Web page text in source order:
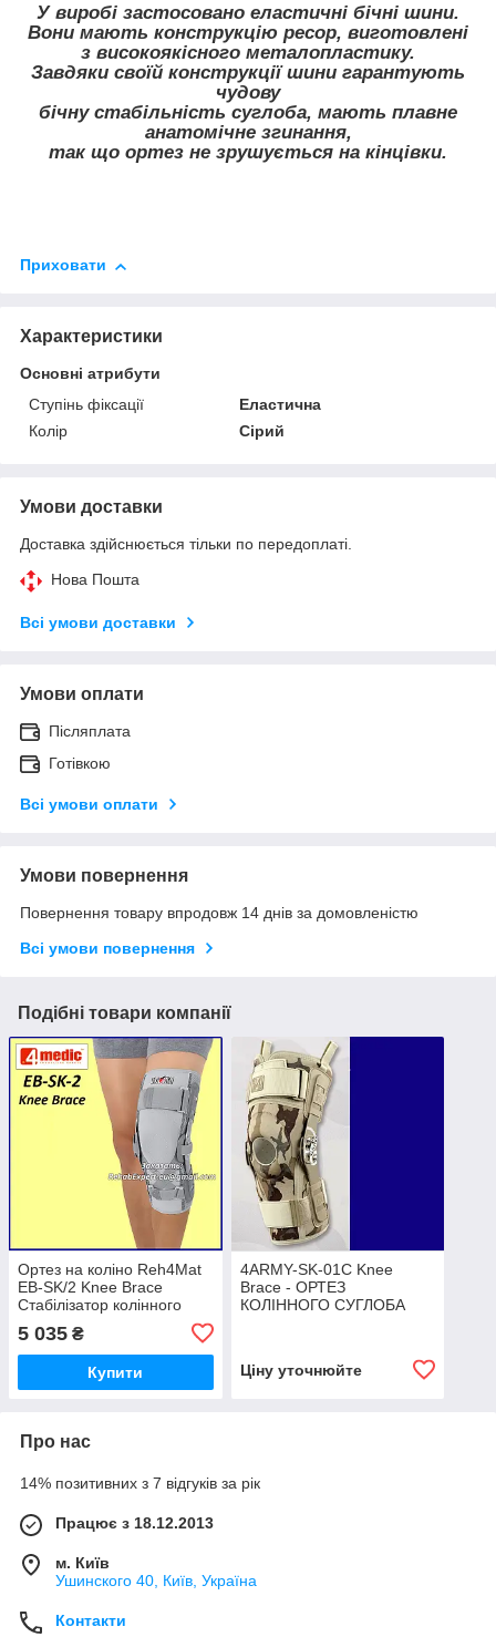
У виробі застосовано еластичні бічні шини.
Вони мають конструкцію ресор, виготовлені
з високоякісного металопластику.
Завдяки своїй конструкції шини гарантують
чудову
бічну стабільність суглоба, мають плавне
анатомічне згинання,
так що ортез не зрушується на кінцівки.
Приховати
Характеристики
Основні атрибути
Ступінь фіксації
Еластична
Колір
Сірий
Умови доставки
Доставка здійснюється тільки по передоплаті.
Нова Пошта
Всі умови доставки
Умови оплати
Післяплата
Готівкою
Всі умови оплати
Умови повернення
Повернення товару впродовж 14 днів за домовленістю
Всі умови повернення
Подібні товари компанії
Ортез на коліно Reh4Mat
EB-SK/2 Knee Brace
Стабілізатор колінного
посиленням ACL ProFit
5 035 ₴
Купити
4ARMY-SK-01С Knee
Brace - ОРТЕЗ
КОЛІННОГО СУГЛОБА
Ціну уточнюйте
Про нас
14% позитивних з 7 відгуків за рік
Працює з 18.12.2013
м. Київ
Ушинского 40, Київ, Україна
Контакти